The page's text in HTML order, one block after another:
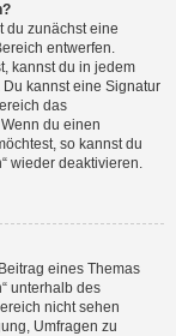
du zunächst eine
entwerfen.
kannst du in jedem
Du kannst eine Signatur
das
du einen
so kannst du
wieder deaktivieren.
eines Themas
unterhalb des
nicht sehen
Umfragen zu